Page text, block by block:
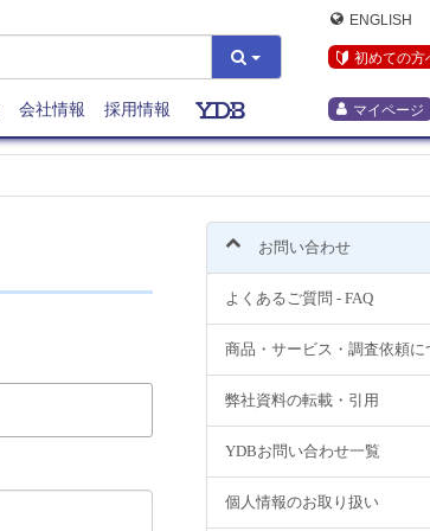
ENGLISH
初めての方
マイページ
会社情報 採用情報
お問い合わせ
よくあるご質問 - FAQ
商品・サービス・調査依頼に
弊社資料の転載・引用
YDBお問い合わせ一覧
個人情報のお取り扱い